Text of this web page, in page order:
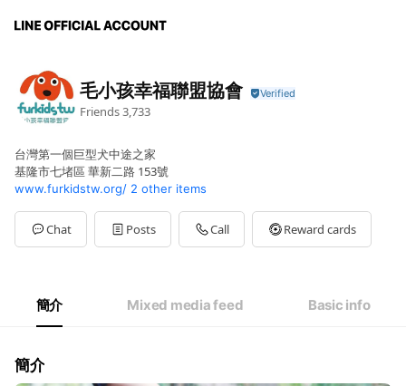
毛小孩幸福聯盟協會
Friends3,733
台灣第一個巨型犬中途之家
基隆市七堵區 華新二路 153號
www.furkidstw.org/ 2 other items
Chat Posts Call Reward cards
簡介 Mixed media feed Basic info
簡介